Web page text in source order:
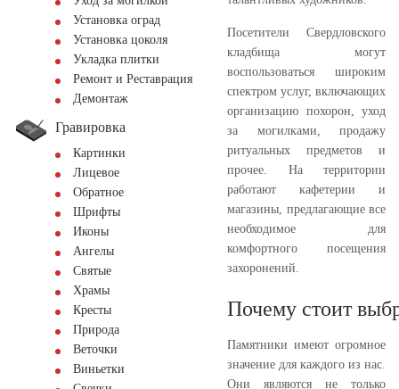
Установка оград
Установка цоколя
Укладка плитки
Ремонт и Реставрация
Демонтаж
Гравировка
Картинки
Лицевое
Обратное
Шрифты
Иконы
Ангелы
Святые
Храмы
Кресты
Природа
Веточки
Виньетки
Посетители Свердловского
кладбища могут
воспользоваться широким
спектром услуг, включающих
организацию похорон, уход
за могилками, продажу
ритуальных предметов и
прочее. На территории
работают кафетерии и
магазины, предлагающие все
необходимое для
комфортного посещения
захоронений.
Почему стоит
Памятники имеют огромное
значение для каждого из нас.
Они являются не только